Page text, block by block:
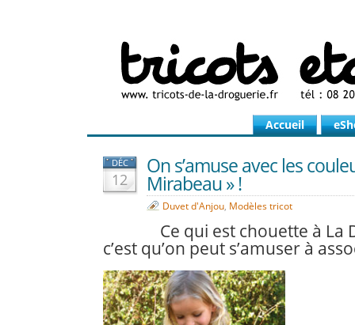
Accueil
DÉC
12
On s’amuse avec les
Mirabeau » !
Duvet d'Anjou, Modèles tricot
Ce qui est chouette à La
c’est qu’on peut s’amuser à